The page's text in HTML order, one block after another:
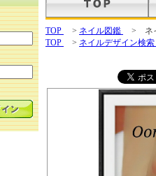
TOP > ネイル図鑑
> ネ
TOP
> ネイルデザイン検索